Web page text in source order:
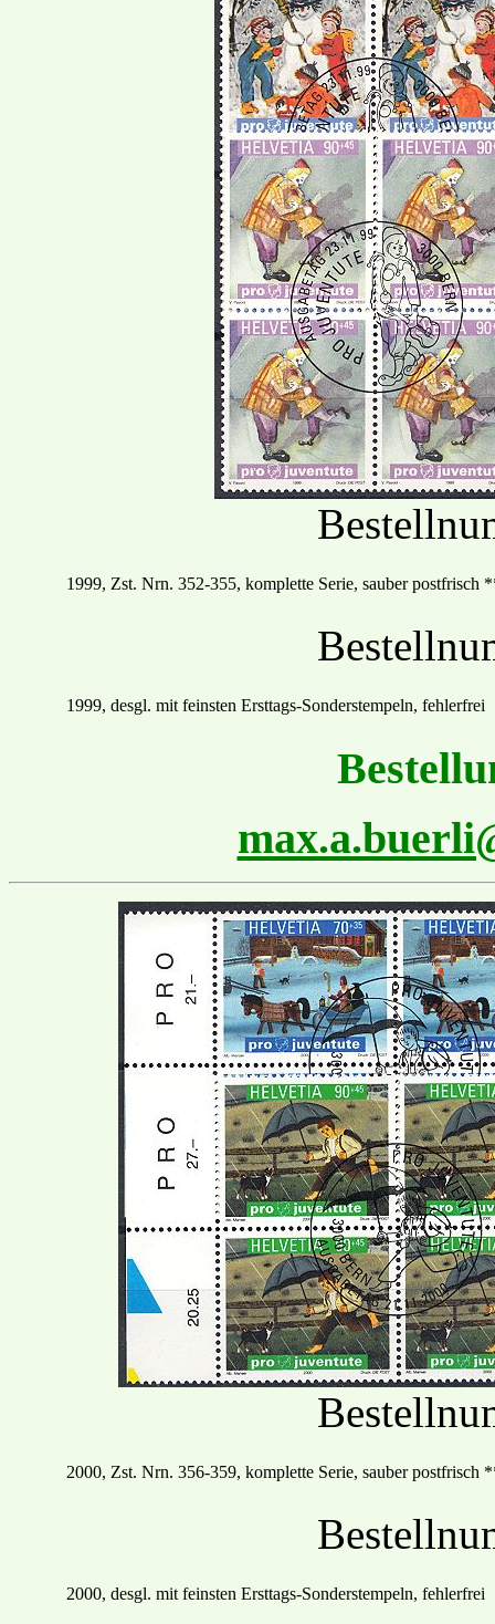
1999, Zst. Nrn. 352-355, komplette Serie, sauber postfrisch
1999, desgl. mit feinsten Ersttags-Sonderstempeln, fehlerfrei
2000, Zst. Nrn. 356-359, komplette Serie, sauber postfrisch
2000, desgl. mit feinsten Ersttags-Sonderstempeln, fehlerfrei